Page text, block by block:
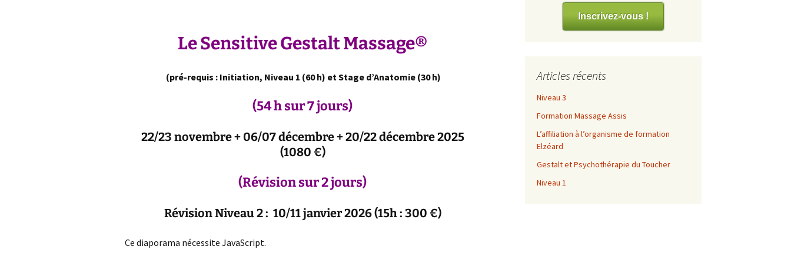
Notions de Gestalt
La respiration en
Sensitive Gestalt
Niveau 2 en Sensitive
Gestalt Massage®
Gestalt Massage®
Supervisions des
Praticiens(nes) MBE et
« Navarro »
Gestalt et
Psychothérapie du
Toucher
Gestalt Massage®
Le Sensitive Gestalt Massage®
(pré-requis : Initiation, Niveau 1 (60 h) et Stage d’Anatomie (30 h)
(54 h sur 7 jours)
22/23 novembre + 06/07 décembre + 20/22 décembre 2025
(1080 €)
(Révision sur 2 jours)
Révision Niveau 2 : 10/11 janvier 2026 (15h : 300 €)
Ce diaporama nécessite JavaScript.
Inscrivez-vous !
Articles récents
Niveau 3
Formation Massage Assis
L’affiliation à l’organisme de formation
Elzéard
Gestalt et Psychothérapie du Toucher
Niveau 1